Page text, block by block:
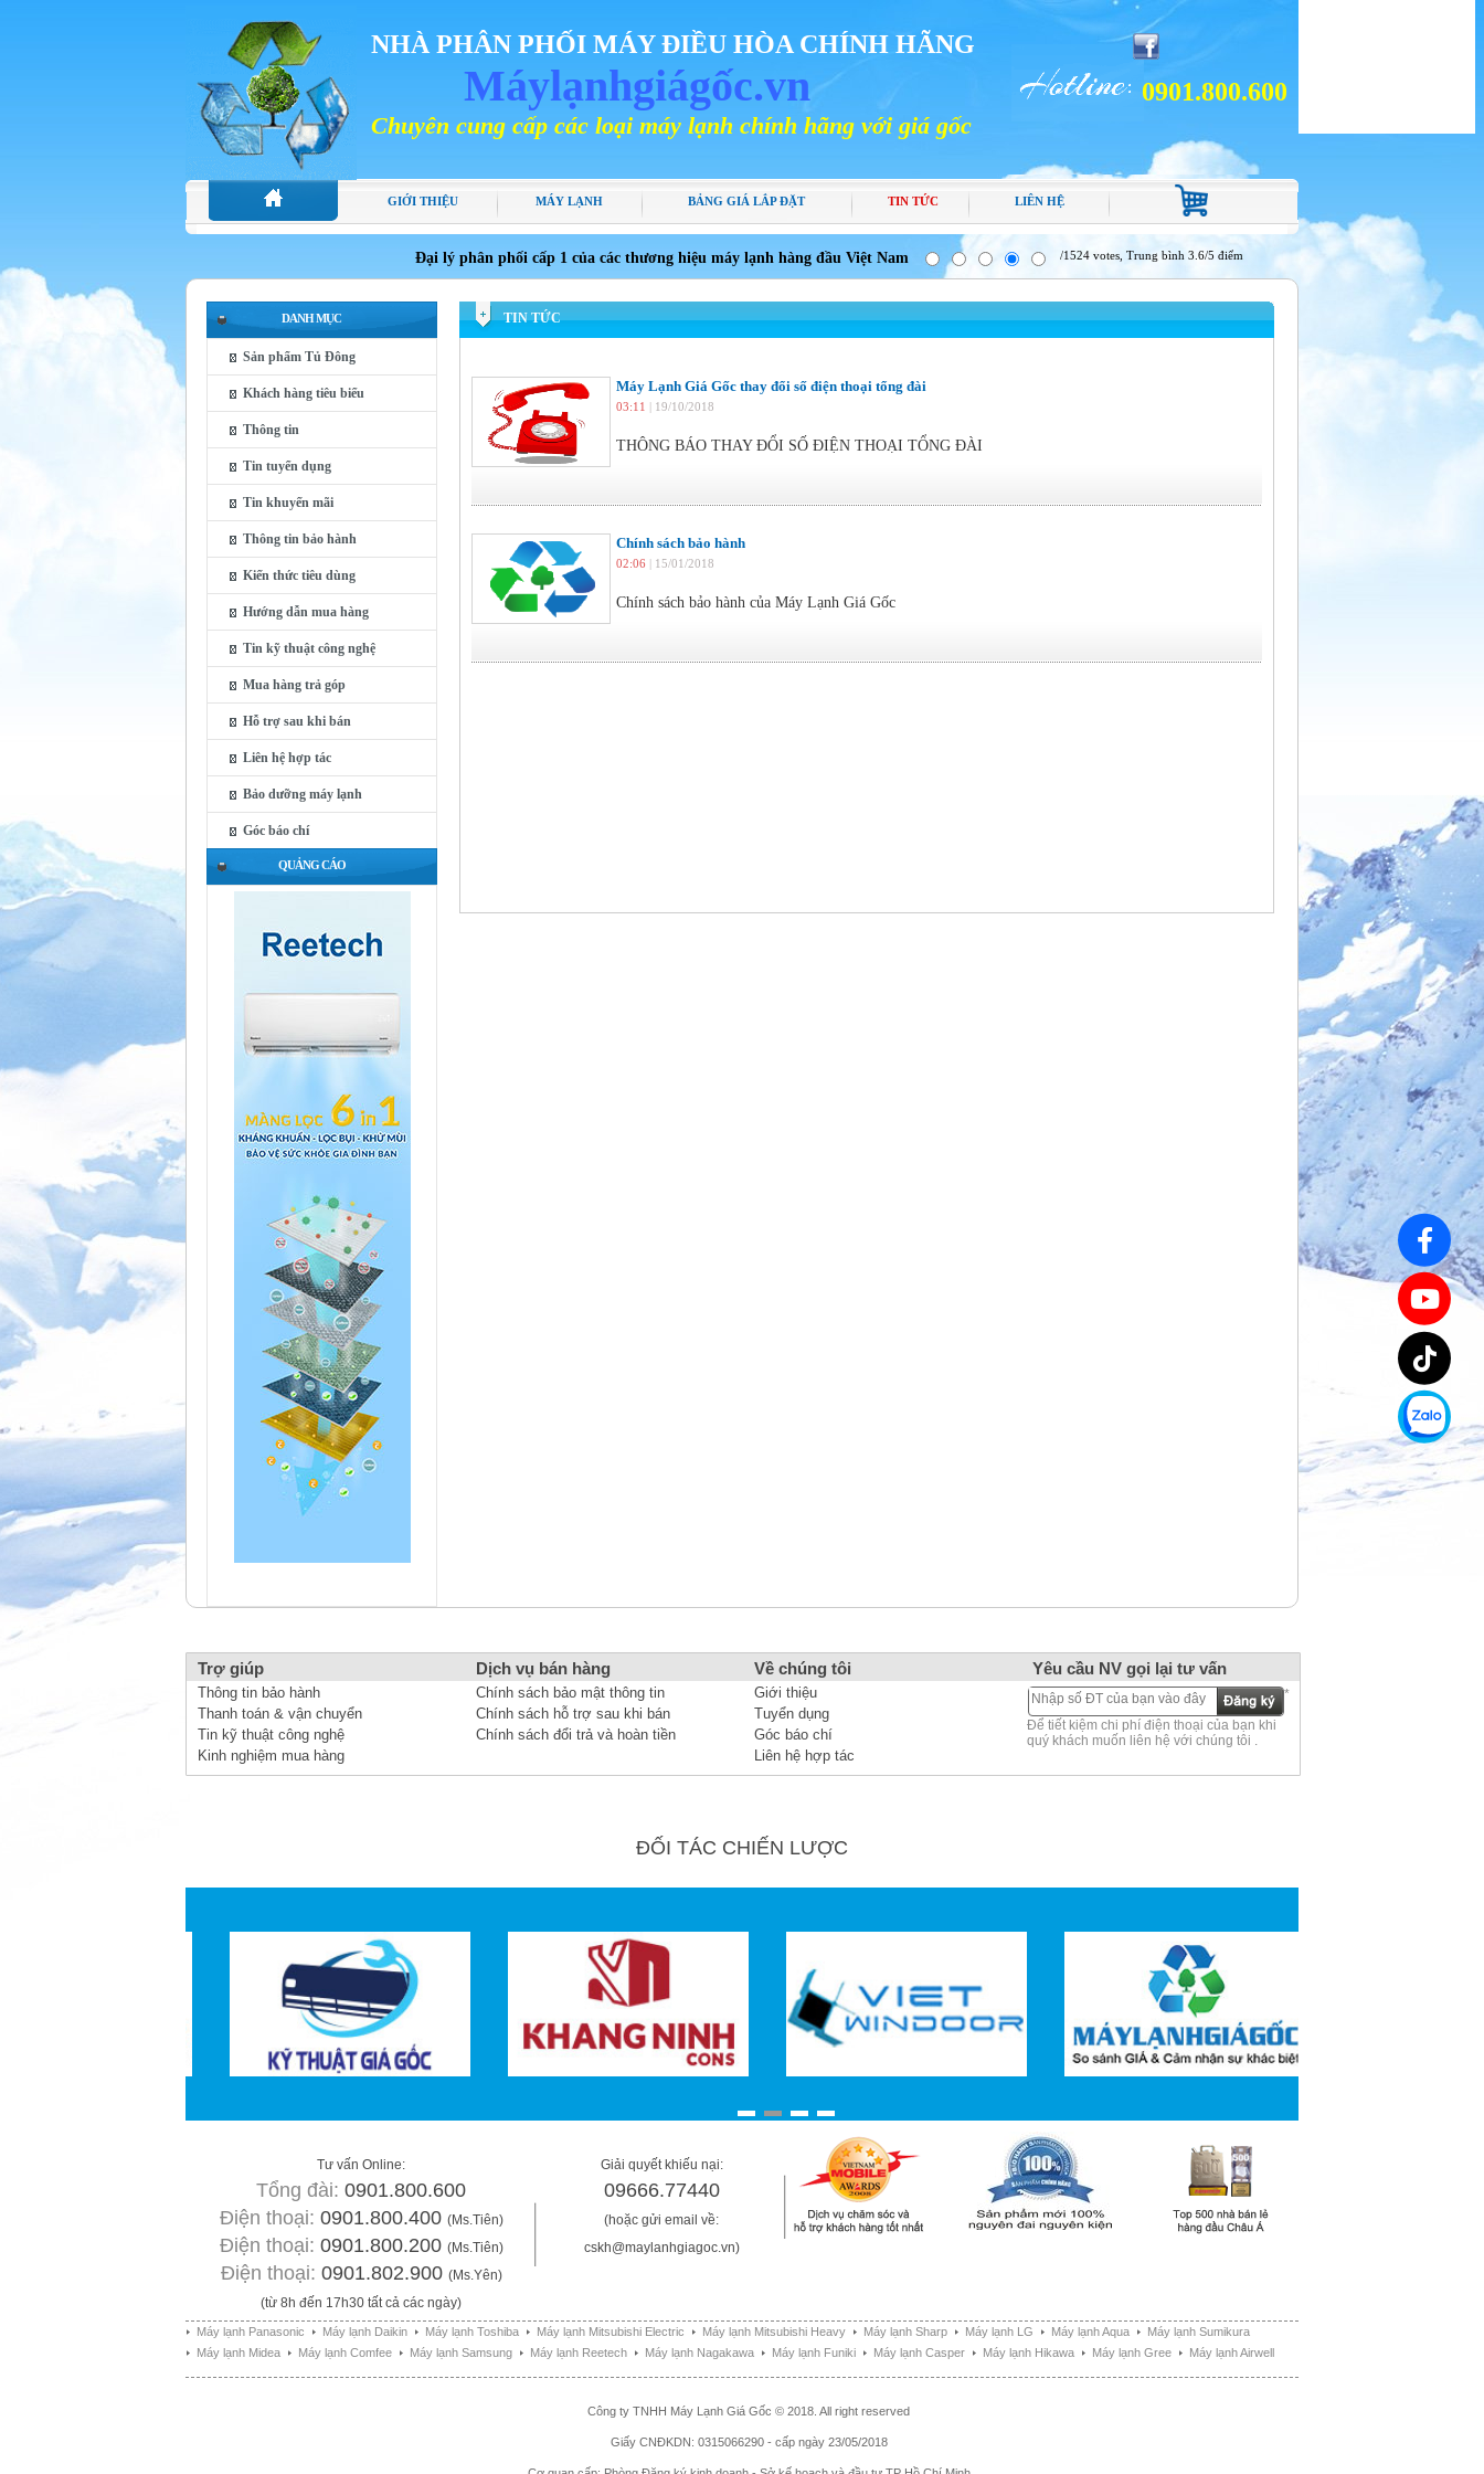
NHÀ PHÂN PHỐI MÁY ĐIỀU HÒA CHÍNH HÃNG
Máylạnhgiágốc.vn
Chuyên cung cấp các loại máy lạnh chính hãng với giá gốc
0901.800.600
GIỚI THIỆU MÁY LẠNH BẢNG GIÁ LẮP ĐẶT TIN TỨC LIÊN HỆ
Đại lý phân phối cấp 1 của các thương hiệu máy lạnh hàng đầu Việt Nam /1524 votes, Trung bình 3.6/5 điểm
DANH MỤC
Sản phẩm Tủ Đông
Khách hàng tiêu biểu
Thông tin
Tin tuyển dụng
Tin khuyến mãi
Thông tin bảo hành
Kiến thức tiêu dùng
Hướng dẫn mua hàng
Tin kỹ thuật công nghệ
Mua hàng trả góp
Hỗ trợ sau khi bán
Liên hệ hợp tác
Bảo dưỡng máy lạnh
Góc báo chí
QUẢNG CÁO
TIN TỨC
Máy Lạnh Giá Gốc thay đổi số điện thoại tổng đài
03:11 | 19/10/2018
THÔNG BÁO THAY ĐỔI SỐ ĐIỆN THOẠI TỔNG ĐÀI
Chính sách bảo hành
02:06 | 15/01/2018
Chính sách bảo hành của Máy Lạnh Giá Gốc
Trợ giúp
Thông tin bảo hành
Thanh toán & vận chuyển
Tin kỹ thuật công nghệ
Kinh nghiệm mua hàng
Dịch vụ bán hàng
Chính sách bảo mật thông tin
Chính sách hỗ trợ sau khi bán
Chính sách đổi trả và hoàn tiền
Về chúng tôi
Giới thiệu
Tuyển dụng
Góc báo chí
Liên hệ hợp tác
Yêu cầu NV gọi lại tư vấn
*
Để tiết kiệm chi phí điện thoại của bạn khi
quý khách muốn liên hệ với chúng tôi .
ĐỐI TÁC CHIẾN LƯỢC
Tư vấn Online:
Tổng đài: 0901.800.600
Điện thoại: 0901.800.400 (Ms.Tiên)
Điện thoại: 0901.800.200 (Ms.Tiên)
Điện thoại: 0901.802.900 (Ms.Yên)
(từ 8h đến 17h30 tất cả các ngày)
Giải quyết khiếu nại:
09666.77440
(hoặc gửi email về:
cskh@maylanhgiagoc.vn)
Máy lạnh Panasonic Máy lạnh Daikin Máy lạnh Toshiba Máy lạnh Mitsubishi Electric Máy lạnh Mitsubishi Heavy Máy lạnh Sharp Máy lạnh LG Máy lạnh Aqua
Máy lạnh Sumikura
Máy lạnh Midea
Máy lạnh Comfee Máy lạnh Samsung Máy lạnh Reetech Máy lạnh Nagakawa Máy lạnh Funiki Máy lạnh Casper Máy lạnh Hikawa Máy lạnh Gree Máy lạnh Airwell
Công ty TNHH Máy Lạnh Giá Gốc © 2018. All right reserved
Giấy CNĐKDN: 0315066290 - cấp ngày 23/05/2018